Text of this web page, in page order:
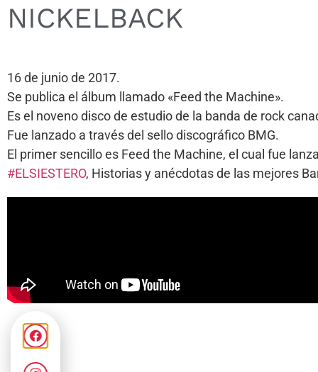
NICKELBACK
16 de junio de 2017.
Se publica el álbum llamado «Feed the Machine».
Es el noveno disco de estudio de la banda de rock
Fue lanzado a través del sello discográfico BMG.
El primer sencillo es Feed the Machine, el cual fue
#ELSIESTERO, Historias y anécdotas de las mejores